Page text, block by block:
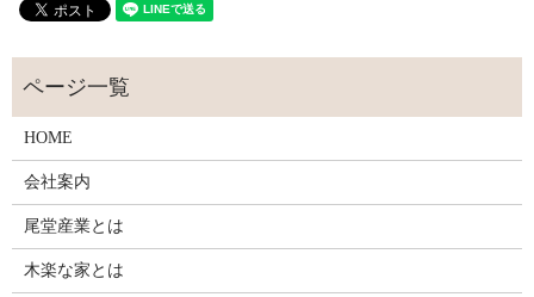
HOME
会社案内
尾堂産業とは
木楽な家とは